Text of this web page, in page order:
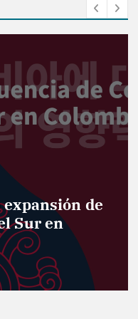
Entre
el
nuevo
Por